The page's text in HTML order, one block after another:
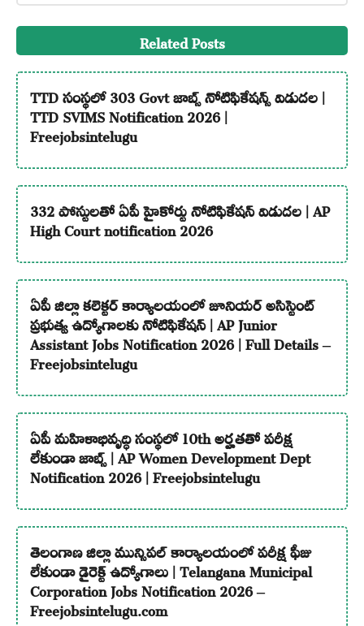
Related Posts
TTD సంస్థలో 303 Govt జాబ్స్ నోటిఫికేషన్స్ విడుదల |
TTD SVIMS Notification 2026 |
Freejobsintelugu
332 పోస్టులతో ఏపీ హైకోర్టు నోటిఫికేషన్ విడుదల | AP
High Court notification 2026
ఏపీ జిల్లా కలెక్టర్ కార్యాలయంలో జూనియర్ అసిస్టెంట్
ప్రభుత్వ ఉద్యోగాలకు నోటిఫికేషన్ | AP Junior
Assistant Jobs Notification 2026 | Full Details –
Freejobsintelugu
ఏపీ మహిళాభివృద్ధి సంస్థలో 10th అర్హతతో పరీక్ష
లేకుండా జాబ్స్ | AP Women Development Dept
Notification 2026 | Freejobsintelugu
తెలంగాణ జిల్లా మున్సిపల్ కార్యాలయంలో పరీక్ష ఫీజు
లేకుండా డైరెక్ట్ ఉద్యోగాలు | Telangana Municipal
Corporation Jobs Notification 2026 –
Freejobsintelugu.com